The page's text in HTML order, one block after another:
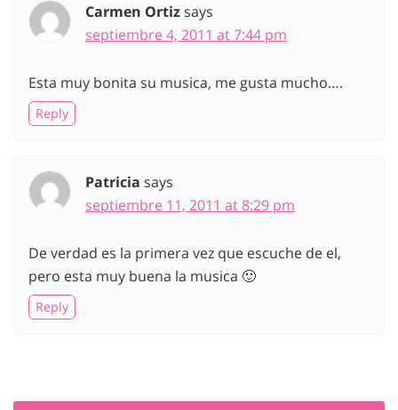
Carmen Ortizsays
septiembre 4, 2011 at 7:44 pm
Esta muy bonita su musica, me gusta mucho….
Reply
Patricia says
septiembre 11, 2011 at 8:29 pm
De verdad es la primera vez que escuche de el,
pero esta muy buena la musica 🙂
Reply